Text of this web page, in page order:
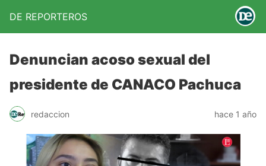
DE REPORTEROS
Denuncian acoso sexual del
presidente de CANACO Pachuca
redaccion hace 1 año